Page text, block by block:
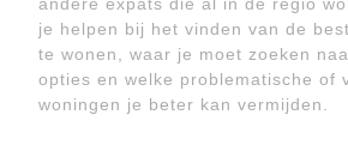
je helpen bij het vinden van de
te wonen, waar je moet zoeken
opties en welke problematische of
woningen je beter kan vermijden.